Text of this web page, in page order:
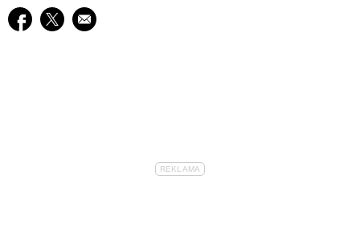
Udostępnij na facebook
Udostępnij na twitter
E-mail do przyjaciela